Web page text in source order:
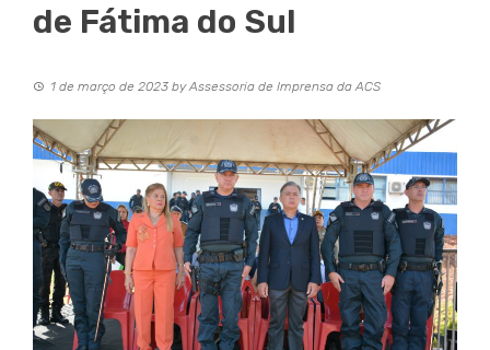
de Fátima do Sul
1 de março de 2023 byAssessoria de Imprensa da ACS